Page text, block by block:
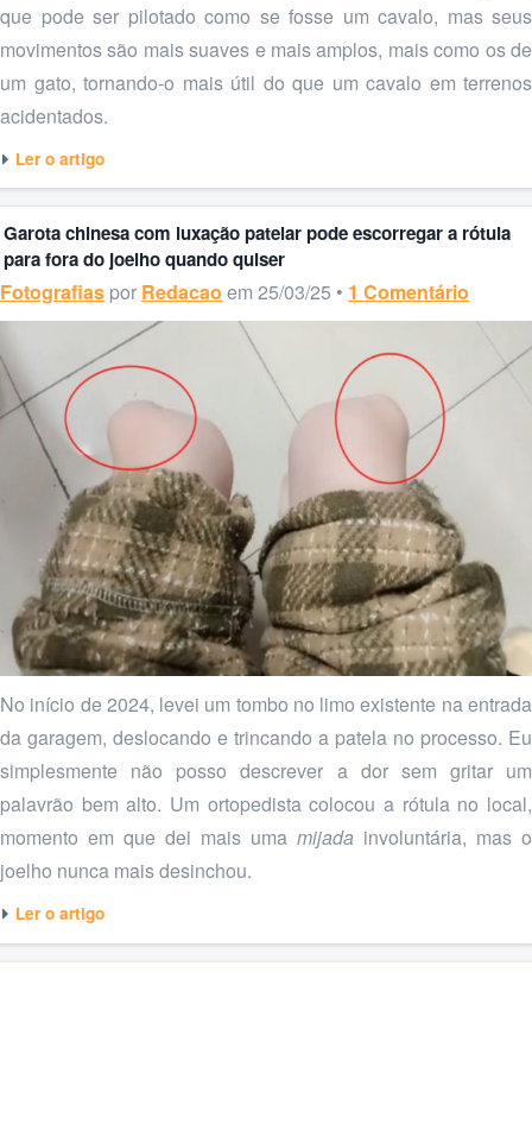
que pode ser pilotado como se fosse um cavalo, mas seus
movimentos são mais suaves e mais amplos, mais como os de
um gato, tornando-o mais útil do que um cavalo em terrenos
acidentados.
Ler o artigo
Garota chinesa com luxação patelar pode escorregar a rótula
para fora do joelho quando quiser
Fotografias por Redacao em 25/03/25 • 1 Comentário
No início de 2024, levei um tombo no limo existente na entrada
da garagem, deslocando e trincando a patela no processo. Eu
simplesmente não posso descrever a dor sem gritar um
palavrão bem alto. Um ortopedista colocou a rótula no local,
momento em que dei mais uma mijada involuntária, mas o
joelho nunca mais desinchou.
Ler o artigo